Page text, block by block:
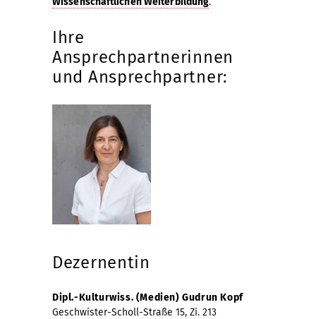
Ihre
Ansprechpartnerinnen
und Ansprechpartner:
Dezernentin
Dipl.-Kulturwiss. (Medien) Gudrun Kopf
Geschwister-Scholl-Straße 15, Zi. 213